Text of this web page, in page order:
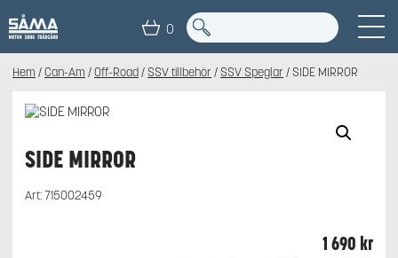
0
Hem /Can-Am /Off-Road/ SSV tillbehör / SSV Speglar / SIDE MIRROR
SIDE MIRROR
Art:715002459
1 690 kr